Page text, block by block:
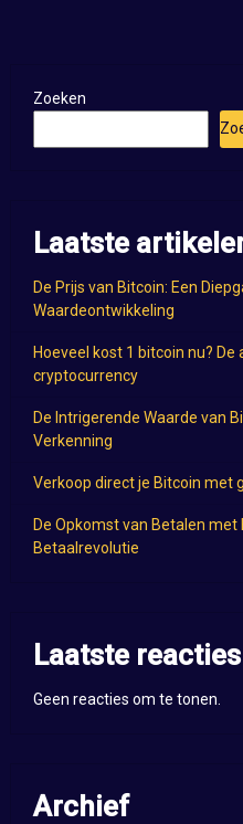
Zoeken
Laatste
De Prijs van Bitcoin: Een
Waardeontwikkeling
Hoeveel kost 1 bitcoin nu?
cryptocurrency
De Intrigerende Waarde van
Verkenning
Verkoop direct je Bitcoin met
De Opkomst van Betalen met
Betaalrevolutie
Laatste reacties
Geen reacties om te tonen.
Archief